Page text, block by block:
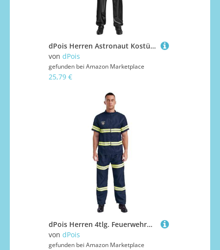
dPois Herren Astronaut Kostüm Glänzend Jumpsuit Ärmellos Overall Raumfahrer Anzug mit Rollkragen Uniform Halloween Fasching Kostüm Schwarz M
von dPois
gefunden bei Amazon Marketplace
25,79 €
dPois Herren 4tlg. Feuerwehrmann Kostüm Beruf Uniform Cosplay Kostüm Jacke Hose mit Zubehör Erwachsene Fasching Karneval Kostüm Navy blau XL
von dPois
gefunden bei Amazon Marketplace